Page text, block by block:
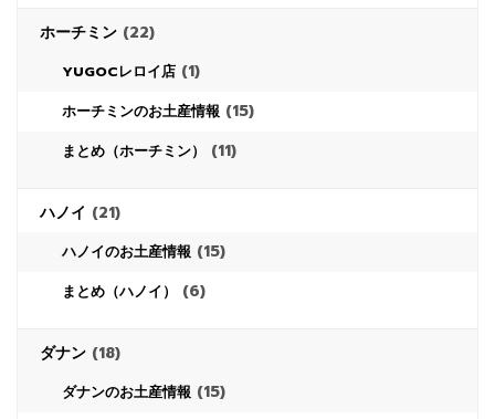
ホーチミン (22)
YUGOCレロイ店 (1)
ホーチミンのお土産情報 (15)
まとめ（ホーチミン） (11)
ハノイ (21)
ハノイのお土産情報 (15)
まとめ（ハノイ） (6)
ダナン (18)
ダナンのお土産情報 (15)